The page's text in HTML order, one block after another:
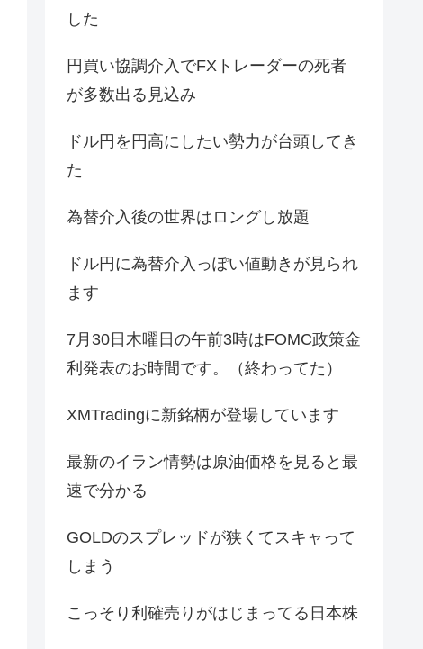
した
円買い協調介入でFXトレーダーの死者
が多数出る見込み
ドル円を円高にしたい勢力が台頭してき
た
為替介入後の世界はロングし放題
ドル円に為替介入っぽい値動きが見られ
ます
7月30日木曜日の午前3時はFOMC政策金
利発表のお時間です。（終わってた）
XMTradingに新銘柄が登場しています
最新のイラン情勢は原油価格を見ると最
速で分かる
GOLDのスプレッドが狭くてスキャって
しまう
こっそり利確売りがはじまってる日本株